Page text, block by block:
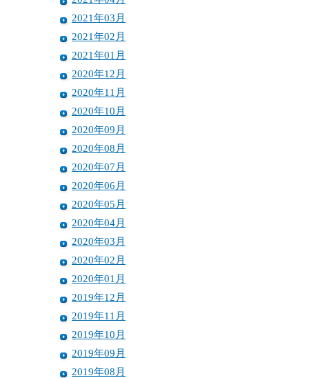
2021年03月
2021年02月
2021年01月
2020年12月
2020年11月
2020年10月
2020年09月
2020年08月
2020年07月
2020年06月
2020年05月
2020年04月
2020年03月
2020年02月
2020年01月
2019年12月
2019年11月
2019年10月
2019年09月
2019年08月